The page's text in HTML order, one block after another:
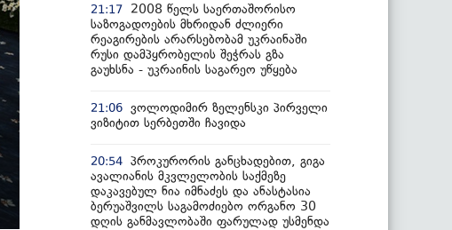
21:17
2008 წელს საერთაშორისო
საზოგადოების მხრიდან ძლიერი
რეაგირების არარსებობამ უკრაინაში
რუსი დამპყრობელის შეჭრას გზა
გაუხსნა - უკრაინის საგარეო უწყება
21:06 ვოლოდიმირ ზელენსკი პირველი
ვიზიტით სერბეთში ჩავიდა
20:54 პროკურორის განცხადებით, გიგა
ავალიანის მკვლელობის საქმეზე
დაკავებულ ნია იმნაძეს და ანასტასია
ბერუაშვილს საგამოძიებო ორგანო 30
დღის განმავლობაში ფარულად უსმენდა